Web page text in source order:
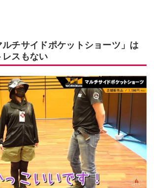
チサイドポケットショーツ」は
スもない